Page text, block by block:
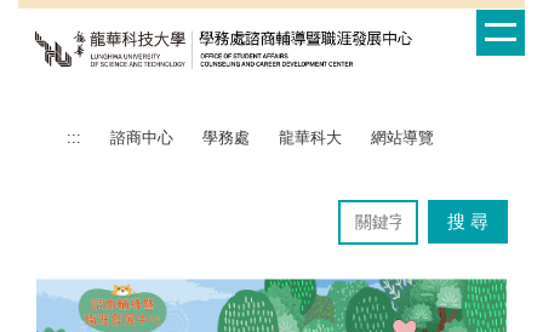
::: 諮商中心 學務處 龍華科大 網站導覽
搜 尋